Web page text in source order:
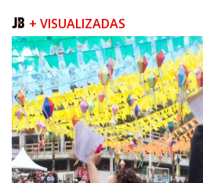
07/08/2026 | 07:00
Prefeitura de Itapema segue com
produtores culturais
ITAPEMA
+ VISUALIZADAS